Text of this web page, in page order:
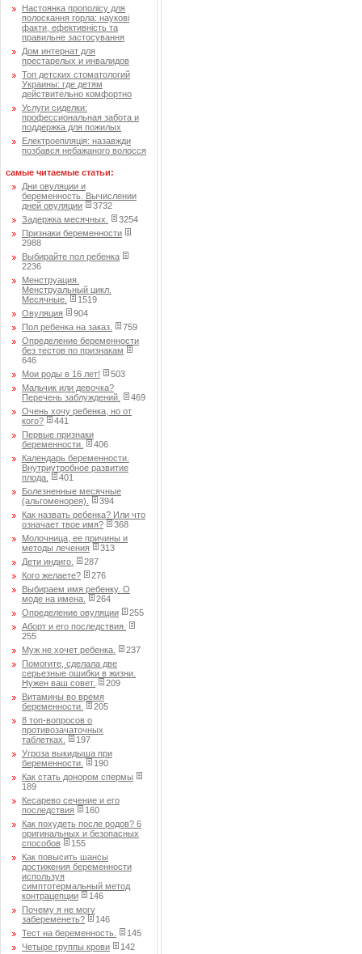
Настоянка прополісу для
полоскання горла: наукові
факти, ефективність та
правильне застосування
Дом интернат для
престарелых и инвалидов
Топ детских стоматологий
Украины: где детям
действительно комфортно
Услуги сиделки:
профессиональная забота и
поддержка для пожилых
Електроепіляція: назавжди
позбався небажаного волосся
самые читаемые статьи:
Дни овуляции и
беременность. Вычислении
дней овуляции
3732
Задержка месячных.
3254
Признаки беременности
2988
Выбирайте пол ребенка
2236
Менструация.
Менструальный цикл.
Месячные.
1519
Овуляция
904
Пол ребенка на заказ.
759
Определение беременности
без тестов по признакам
646
Мои роды в 16 лет!
503
Мальчик или девочка?
Перечень заблуждений.
469
Очень хочу ребенка, но от
кого?
441
Первые признаки
беременности.
406
Календарь беременности.
Внутриутробное развитие
плода.
401
Болезненные месячные
(альгоменорея).
394
Как назвать ребенка? Или что
означает твое имя?
368
Молочница, ее причины и
методы лечения
313
Дети индиго.
287
Кого желаете?
276
Выбираем имя ребенку. О
моде на имена.
264
Определение овуляции
255
Аборт и его последствия.
255
Муж не хочет ребенка.
237
Помогите, сделала две
серьезные ошибки в жизни.
Нужен ваш совет.
209
Витамины во время
беременности.
205
8 топ-вопросов о
противозачаточных
таблетках.
197
Угроза выкидыша при
беременности.
190
Как стать донором спермы
189
Кесарево сечение и его
последствия
160
Как похудеть после родов? 6
оригинальных и безопасных
способов
155
Как повысить шансы
достижения беременности
используя
симптотермальный метод
контрацепции
146
Почему я не могу
забеременеть?
146
Тест на беременность.
145
Четыре группы крови
142